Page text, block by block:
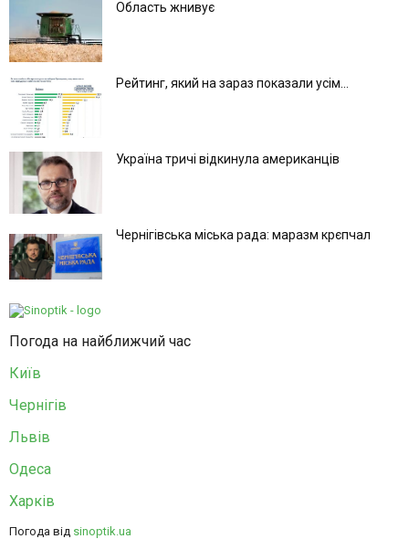
Область жнивує
Рейтинг, який на зараз показали усім...
Україна тричі відкинула американців
Чернігівська міська рада: маразм крєпчал
Погода на найближчий час
Київ
Чернігів
Львів
Одеса
Харків
Погода від sinoptik.ua